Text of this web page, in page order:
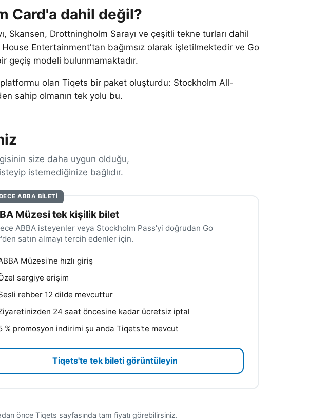
Card'a dahil değil?
Skansen, Drottningholm Sarayı ve çeşitli tekne turları dahil
Entertainment'tan bağımsız olarak işletilmektedir ve Go
geçiş modeli bulunmamaktadır.
olan Tiqets bir paket oluşturdu: Stockholm All-
sahip olmanın tek yolu bu.
size daha uygun olduğu,
istemediğinize bağlıdır.
ABBA BILETI
Müzesi tek kişilik bilet
ABBA isteyenler veya Stockholm Pass'yi doğrudan Go
satın almayı tercih edenler için.
Müzesi'ne hızlı giriş
sergiye erişim
rehber 12 dilde mevcuttur
24 saat öncesine kadar ücretsiz iptal
% promosyon indirimi şu anda Tiqets'te mevcut
Tiqets'te tek bileti görüntüleyin
önce Tiqets sayfasında tam fiyatı görebilirsiniz.